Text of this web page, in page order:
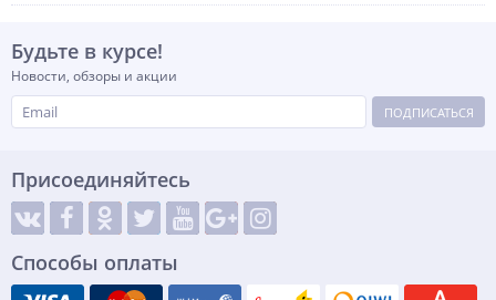
Будьте в курсе!
Новости, обзоры и акции
ПОДПИСАТЬСЯ
Присоединяйтесь
Способы оплаты